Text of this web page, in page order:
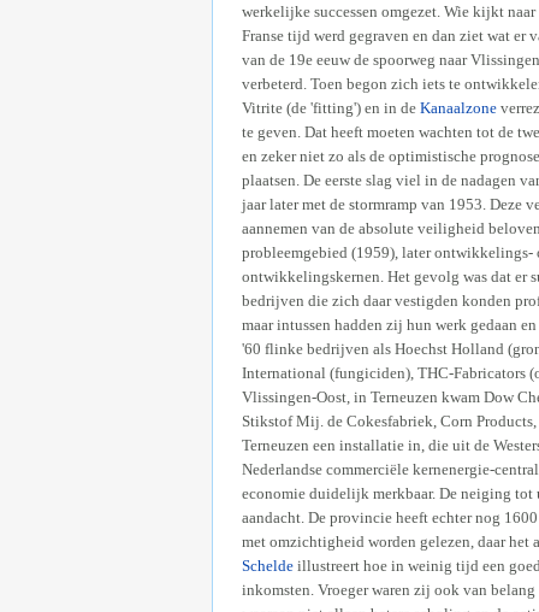
werkelijke successen omgezet. Wie kijkt
Franse tijd werd gegraven en dan ziet wat
van de 19e eeuw de spoorweg naar
verbeterd. Toen begon zich iets te
Vitrite (de 'fitting') en in de Kanaalzone
te geven. Dat heeft moeten wachten tot de
en zeker niet zo als de optimistische
plaatsen. De eerste slag viel in de nadagen
jaar later met de stormramp van 1953.
aannemen van de absolute veiligheid
probleemgebied (1959), later
ontwikkelingskernen. Het gevolg was dat er
bedrijven die zich daar vestigden konden
maar intussen hadden zij hun werk gedaan
'60 flinke bedrijven als Hoechst Holland
International (fungiciden), THC-Fabricators
Vlissingen-Oost, in Terneuzen kwam Dow
Stikstof Mij. de Cokesfabriek, Corn
Terneuzen een installatie in, die uit de
Nederlandse commerciële kernenergie-
economie duidelijk merkbaar. De neiging
aandacht. De provincie heeft echter nog
met omzichtigheid worden gelezen, daar het
Schelde illustreert hoe in weinig tijd een
inkomsten. Vroeger waren zij ook van